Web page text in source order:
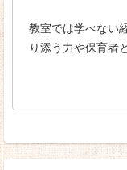
教室では学べない
り添う力や保育者